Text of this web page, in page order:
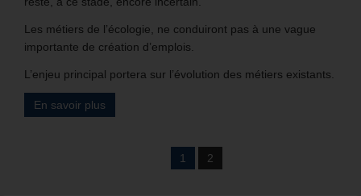
Les métiers de l’écologie, ne conduiront pas à une vague
importante de création d’emplois.
L’enjeu principal portera sur l’évolution des métiers existants.
En savoir plus
1 2